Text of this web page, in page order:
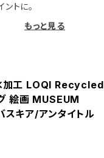
トに。
もっと見る
加工 LOQI Recycled
絵画 MUSEUM
キア/アンタイトル